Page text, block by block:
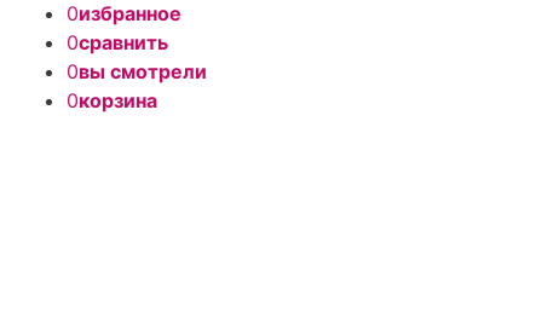
0избранное
0сравнить
0вы смотрели
0корзина